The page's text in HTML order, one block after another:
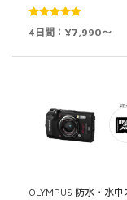
5段階中
4日間：¥7,990～
OLYMPUS 防水・水中